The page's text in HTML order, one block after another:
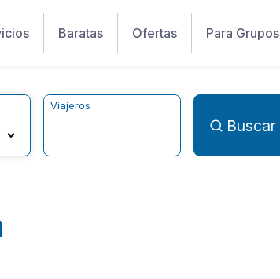
Baratas Ofertas Para Grupos
Viajeros
Buscar